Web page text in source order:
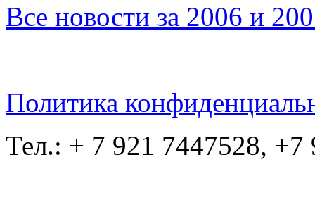
Все новости за 2006 и
Политика
Тел.: + 7 921 7447528, +7